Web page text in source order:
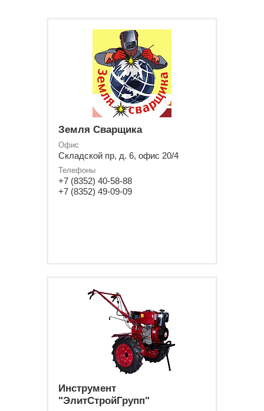
Земля Сварщика
Офис
Складской пр, д. 6, офис 20/4
Телефоны
+7 (8352) 40-58-88
+7 (8352) 49-09-09
Инструмент
"ЭлитСтройГрупп"